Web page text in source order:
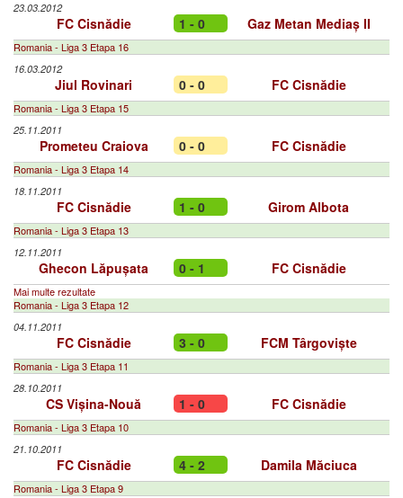
23.03.2012
FC Cisnădie 1 - 0 Gaz Metan Mediaș II
Romania - Liga 3 Etapa 16
16.03.2012
Jiul Rovinari 0 - 0 FC Cisnădie
Romania - Liga 3 Etapa 15
25.11.2011
Prometeu Craiova 0 - 0 FC Cisnădie
Romania - Liga 3 Etapa 14
18.11.2011
FC Cisnădie 1 - 0 Girom Albota
Romania - Liga 3 Etapa 13
12.11.2011
Ghecon Lăpușata 0 - 1 FC Cisnădie
Mai multe rezultate
Romania - Liga 3 Etapa 12
04.11.2011
FC Cisnădie 3 - 0 FCM Târgoviște
Romania - Liga 3 Etapa 11
28.10.2011
CS Vișina-Nouă 1 - 0 FC Cisnădie
Romania - Liga 3 Etapa 10
21.10.2011
FC Cisnădie 4 - 2 Damila Măciuca
Romania - Liga 3 Etapa 9